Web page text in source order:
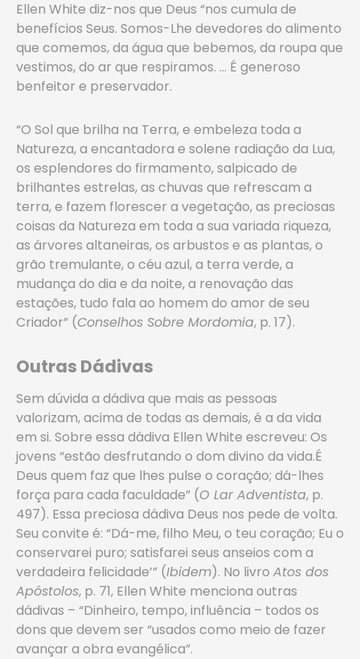
Ellen White diz-nos que Deus “nos cumula de
benefícios Seus. Somos-Lhe devedores do alimento
que comemos, da água que bebemos, da roupa que
vestimos, do ar que respiramos. … É generoso
benfeitor e preservador.
“O Sol que brilha na Terra, e embeleza toda a
Natureza, a encantadora e solene radiação da Lua,
os esplendores do firmamento, salpicado de
brilhantes estrelas, as chuvas que refrescam a
terra, e fazem florescer a vegetação, as preciosas
coisas da Natureza em toda a sua variada riqueza,
as árvores altaneiras, os arbustos e as plantas, o
grão tremulante, o céu azul, a terra verde, a
mudança do dia e da noite, a renovação das
estações, tudo fala ao homem do amor de seu
Criador” (Conselhos Sobre Mordomia, p. 17).
Outras Dádivas
Sem dúvida a dádiva que mais as pessoas
valorizam, acima de todas as demais, é a da vida
em si. Sobre essa dádiva Ellen White escreveu: Os
jovens “estão desfrutando o dom divino da vida.É
Deus quem faz que lhes pulse o coração; dá-lhes
força para cada faculdade” (O Lar Adventista, p.
497). Essa preciosa dádiva Deus nos pede de volta.
Seu convite é: “Dá-me, filho Meu, o teu coração; Eu o
conservarei puro; satisfarei seus anseios com a
verdadeira felicidade’” (Ibidem). No livro Atos dos
Apóstolos, p. 71, Ellen White menciona outras
dádivas – “Dinheiro, tempo, influência – todos os
dons que devem ser “usados como meio de fazer
avançar a obra evangélica”.